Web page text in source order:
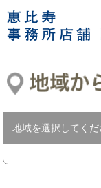
地域を選択してくだ